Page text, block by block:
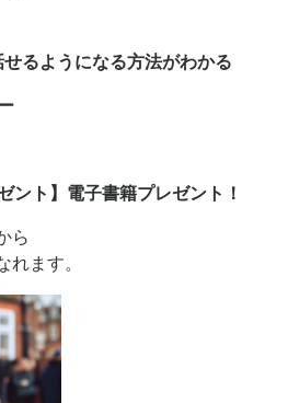
るようになる方法がわかる
ント】電子書籍プレゼント！
ら
ます。